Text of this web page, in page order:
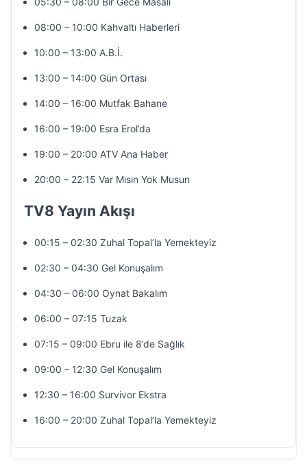
08:00 – 10:00 Kahvaltı Haberleri
10:00 – 13:00 A.B.İ.
13:00 – 14:00 Gün Ortası
14:00 – 16:00 Mutfak Bahane
16:00 – 19:00 Esra Erol’da
19:00 – 20:00 ATV Ana Haber
20:00 – 22:15 Var Mısın Yok Musun
TV8 Yayın Akışı
00:15 – 02:30 Zuhal Topal’la Yemekteyiz
02:30 – 04:30 Gel Konuşalım
04:30 – 06:00 Oynat Bakalım
06:00 – 07:15 Tuzak
07:15 – 09:00 Ebru ile 8’de Sağlık
09:00 – 12:30 Gel Konuşalım
12:30 – 16:00 Survivor Ekstra
16:00 – 20:00 Zuhal Topal’la Yemekteyiz